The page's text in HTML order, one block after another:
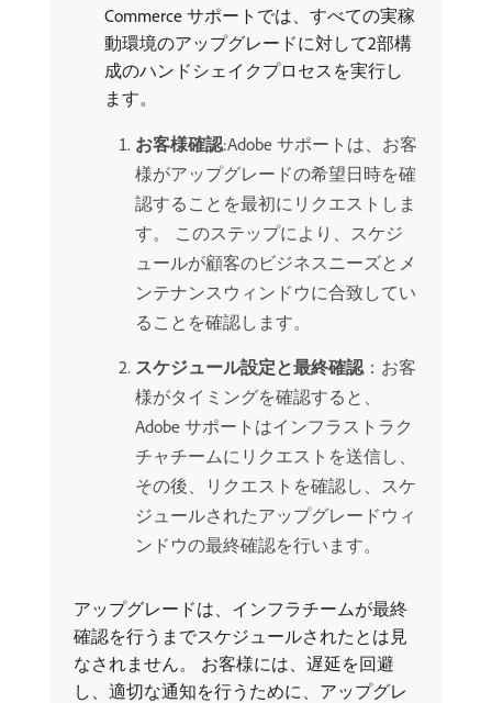
Commerce サポートでは、すべての実稼
動環境のアップグレードに対して2部構
成のハンドシェイクプロセスを実行し
ます。
お客様確認:Adobe サポートは、お客
様がアップグレードの希望日時を確
認することを最初にリクエストしま
す。 このステップにより、スケジ
ュールが顧客のビジネスニーズとメ
ンテナンスウィンドウに合致してい
ることを確認します。
スケジュール設定と最終確認：お客
様がタイミングを確認すると、
Adobe サポートはインフラストラク
チャチームにリクエストを送信し、
その後、リクエストを確認し、スケ
ジュールされたアップグレードウィ
ンドウの最終確認を行います。
アップグレードは、インフラチームが最終
確認を行うまでスケジュールされたとは見
なされません。 お客様には、遅延を回避
し、適切な通知を行うために、アップグレ